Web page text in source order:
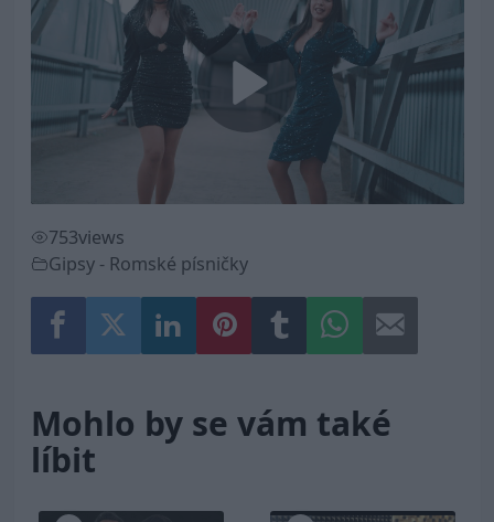
Play
Video
753views
Gipsy - Romské písničky
Mohlo by se vám také
líbit